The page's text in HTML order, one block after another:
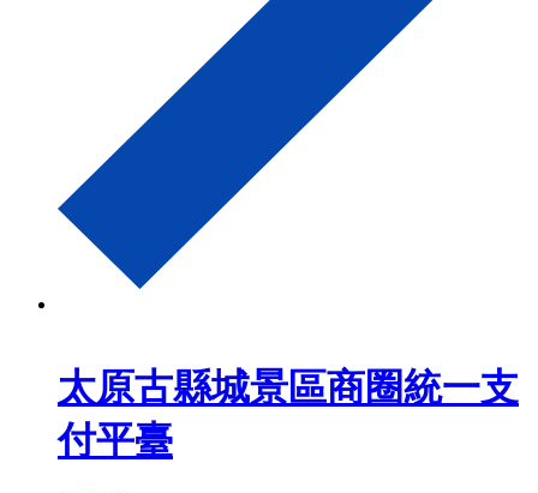
太原古縣城景區商圈統一支
付平臺